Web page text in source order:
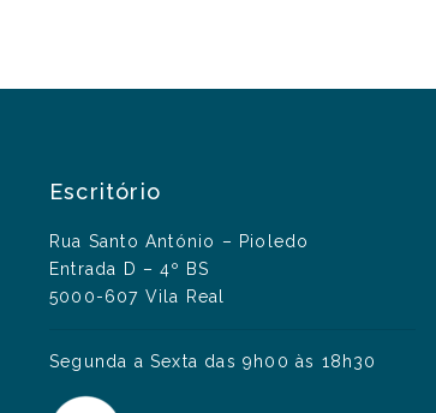
Escritório
Rua Santo António – Pioledo
Entrada D – 4º BS
5000-607 Vila Real
Segunda a Sexta das 9h00 às 18h30